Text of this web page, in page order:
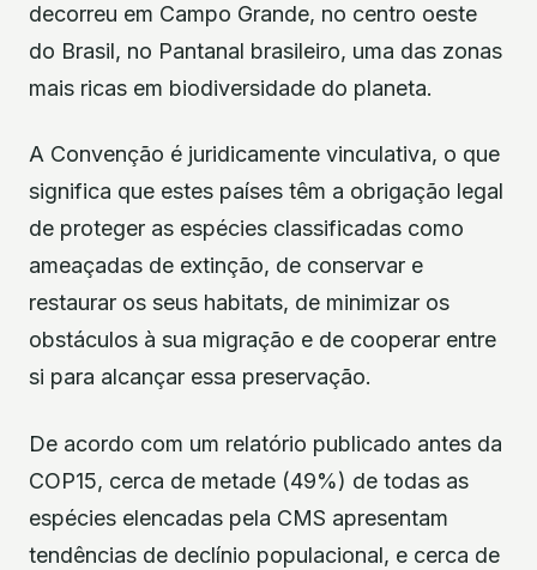
decorreu em Campo Grande, no centro oeste
do Brasil, no Pantanal brasileiro, uma das zonas
mais ricas em biodiversidade do planeta.
A Convenção é juridicamente vinculativa, o que
significa que estes países têm a obrigação legal
de proteger as espécies classificadas como
ameaçadas de extinção, de conservar e
restaurar os seus habitats, de minimizar os
obstáculos à sua migração e de cooperar entre
si para alcançar essa preservação.
De acordo com um relatório publicado antes da
COP15, cerca de metade (49%) de todas as
espécies elencadas pela CMS apresentam
tendências de declínio populacional, e cerca de